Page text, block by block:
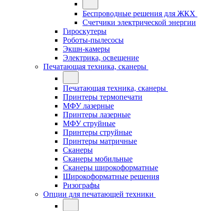
Беспроводные решения для ЖКХ
Счетчики электрической энергии
Гироскутеры
Роботы-пылесосы
Экшн-камеры
Электрика, освещение
Печатающая техника, сканеры
Печатающая техника, сканеры
Принтеры термопечати
МФУ лазерные
Принтеры лазерные
МФУ струйные
Принтеры струйные
Принтеры матричные
Сканеры
Сканеры мобильные
Сканеры широкоформатные
Широкоформатные решения
Ризографы
Опции для печатающей техники